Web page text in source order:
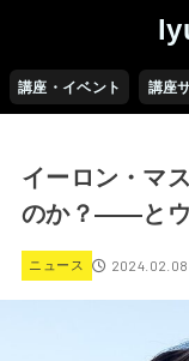
講座・イベント 講座
イーロン・マ
のか？――とウ
ニュース 2024.02.08